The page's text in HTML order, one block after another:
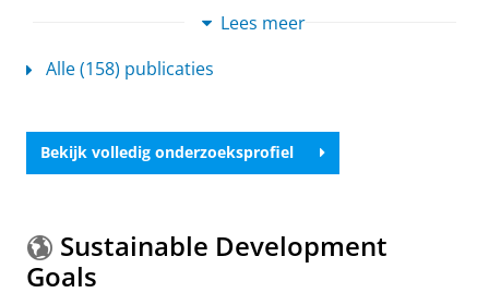
Publisher Correction: 2D transverse laser
cooling of a hexapole focused beam of cold
BaF molecules
NL-eEDM Collaboration
Bause, R.,Bethlem, H. L.,Borschevsky, A.
H.,Hoekstra, S.,Jones, S. A., Levenga, J. E. J., Mooij, M.
C.,Mulder, H., Nijman, B. A.,Prinsen, E. H.
2026,In:Communications Physics.9,1,1 blz.
Onderzoeksoutput
Lees meer
Alle (158) publicaties
Bekijk volledig onderzoeksprofiel
Sustainable Development
Goals